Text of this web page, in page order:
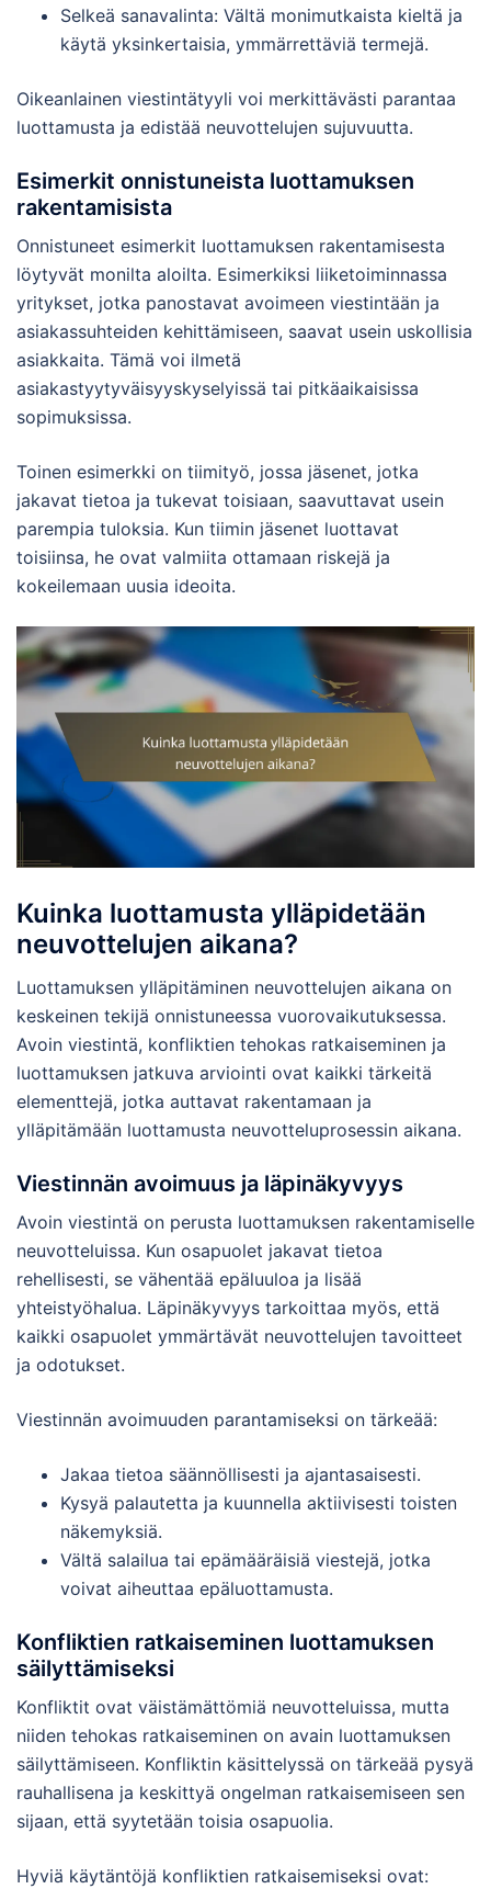
Selkeä sanavalinta: Vältä monimutkaista kieltä ja
käytä yksinkertaisia, ymmärrettäviä termejä.
Oikeanlainen viestintätyyli voi merkittävästi parantaa
luottamusta ja edistää neuvottelujen sujuvuutta.
Esimerkit onnistuneista luottamuksen
rakentamisista
Onnistuneet esimerkit luottamuksen rakentamisesta
löytyvät monilta aloilta. Esimerkiksi liiketoiminnassa
yritykset, jotka panostavat avoimeen viestintään ja
asiakassuhteiden kehittämiseen, saavat usein uskollisia
asiakkaita. Tämä voi ilmetä
asiakastyytyväisyyskyselyissä tai pitkäaikaisissa
sopimuksissa.
Toinen esimerkki on tiimityö, jossa jäsenet, jotka
jakavat tietoa ja tukevat toisiaan, saavuttavat usein
parempia tuloksia. Kun tiimin jäsenet luottavat
toisiinsa, he ovat valmiita ottamaan riskejä ja
kokeilemaan uusia ideoita.
Kuinka luottamusta ylläpidetään
neuvottelujen aikana?
Luottamuksen ylläpitäminen neuvottelujen aikana on
keskeinen tekijä onnistuneessa vuorovaikutuksessa.
Avoin viestintä, konfliktien tehokas ratkaiseminen ja
luottamuksen jatkuva arviointi ovat kaikki tärkeitä
elementtejä, jotka auttavat rakentamaan ja
ylläpitämään luottamusta neuvotteluprosessin aikana.
Viestinnän avoimuus ja läpinäkyvyys
Avoin viestintä on perusta luottamuksen rakentamiselle
neuvotteluissa. Kun osapuolet jakavat tietoa
rehellisesti, se vähentää epäluuloa ja lisää
yhteistyöhalua. Läpinäkyvyys tarkoittaa myös, että
kaikki osapuolet ymmärtävät neuvottelujen tavoitteet
ja odotukset.
Viestinnän avoimuuden parantamiseksi on tärkeää:
Jakaa tietoa säännöllisesti ja ajantasaisesti.
Kysyä palautetta ja kuunnella aktiivisesti toisten
näkemyksiä.
Vältä salailua tai epämääräisiä viestejä, jotka
voivat aiheuttaa epäluottamusta.
Konfliktien ratkaiseminen luottamuksen
säilyttämiseksi
Konfliktit ovat väistämättömiä neuvotteluissa, mutta
niiden tehokas ratkaiseminen on avain luottamuksen
säilyttämiseen. Konfliktin käsittelyssä on tärkeää pysyä
rauhallisena ja keskittyä ongelman ratkaisemiseen sen
sijaan, että syytetään toisia osapuolia.
Hyviä käytäntöjä konfliktien ratkaisemiseksi ovat: